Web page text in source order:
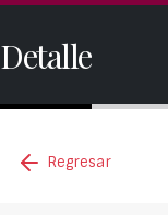
Detalle
Regresar